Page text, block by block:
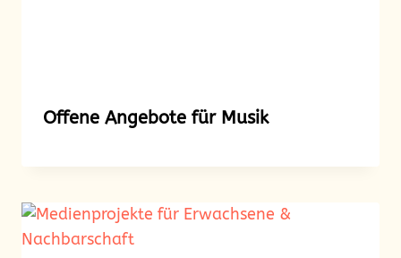
Offene Angebote für Musik